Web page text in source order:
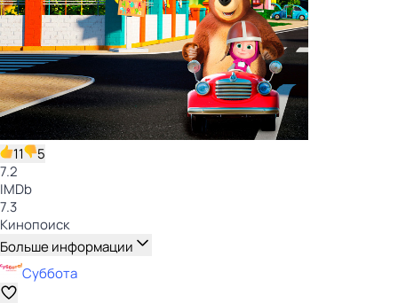
11
5
7.2
IMDb
7.3
Кинопоиск
Больше информации
Суббота